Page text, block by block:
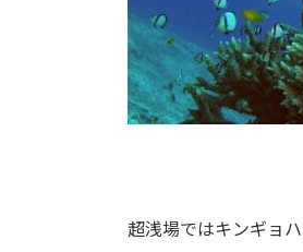
超浅場ではキンギョ